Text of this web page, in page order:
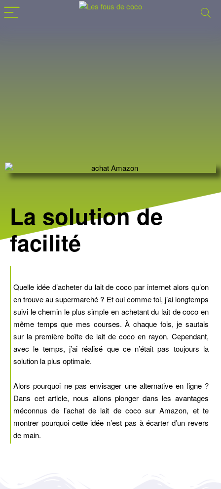
La solution de
facilité
Quelle idée d’acheter du lait de coco par internet alors qu’on
en trouve au supermarché ? Et oui comme toi, j’ai longtemps
suivi le chemin le plus simple en achetant du lait de coco en
même temps que mes courses. À chaque fois, je sautais
sur la première boîte de lait de coco en rayon. Cependant,
avec le temps, j’ai réalisé que ce n’était pas toujours la
solution la plus optimale.
Alors pourquoi ne pas envisager une alternative en ligne ?
Dans cet article, nous allons plonger dans les avantages
méconnus de l’achat de lait de coco sur Amazon, et te
montrer pourquoi cette idée n’est pas à écarter d’un revers
de main.